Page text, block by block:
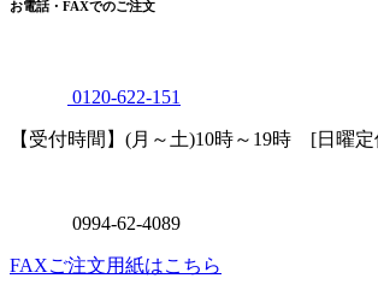
お電話・FAXでのご注文
0120-622-151
【受付時間】(月～土)10時～19時 [日曜
0994-62-4089
FAXご注文用紙はこちら